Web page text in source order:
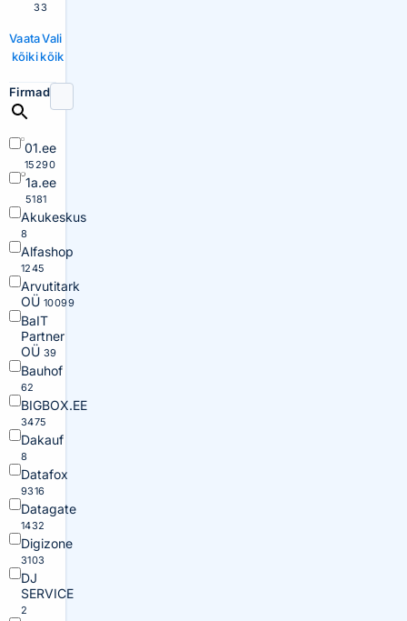
33
Vaata
kõiki
Vali
kõik
Firmad
01.ee
15290
1a.ee
5181
Akukeskus
8
Alfashop
1245
Arvutitark
OÜ 10099
BaIT
Partner
OÜ 39
Bauhof
62
BIGBOX.EE
3475
Dakauf
8
Datafox
9316
Datagate
1432
Digizone
3103
DJ
SERVICE
2